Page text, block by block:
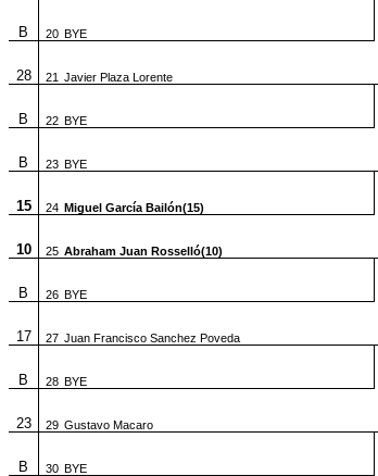
B 20 BYE
28
21 Javier Plaza Lorente
B 22 BYE
B
23 BYE
15 24 Miguel García Bailón(15)
10
25 Abraham Juan Rosselló(10)
B 26 BYE
17
27 Juan Francisco Sanchez Poveda
B 28 BYE
23
29 Gustavo Macaro
B 30 BYE